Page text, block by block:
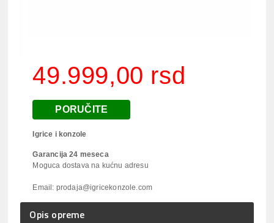
49.999,00 rsd
PORUČITE
Igrice i konzole
Garancija 24 meseca
Moguca dostava na kućnu adresu
Email: prodaja@igricekonzole.com
Opis opreme